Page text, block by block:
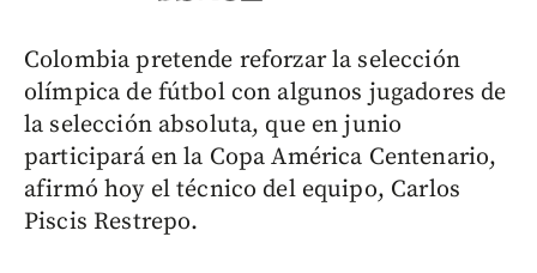
Colombia pretende reforzar la selección
olímpica de fútbol con algunos jugadores de
la selección absoluta, que en junio
participará en la Copa América Centenario,
afirmó hoy el técnico del equipo, Carlos
Piscis Restrepo.